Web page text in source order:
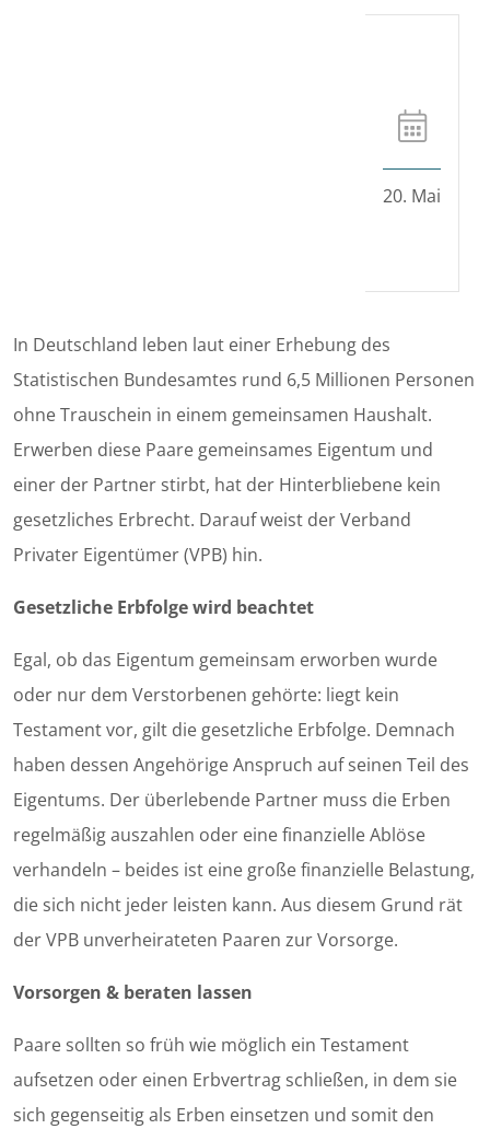
20. Mai
In Deutschland leben laut einer Erhebung des
Statistischen Bundesamtes rund 6,5 Millionen Personen
ohne Trauschein in einem gemeinsamen Haushalt.
Erwerben diese Paare gemeinsames Eigentum und
einer der Partner stirbt, hat der Hinterbliebene kein
gesetzliches Erbrecht. Darauf weist der Verband
Privater Eigentümer (VPB) hin.
Gesetzliche Erbfolge wird beachtet
Egal, ob das Eigentum gemeinsam erworben wurde
oder nur dem Verstorbenen gehörte: liegt kein
Testament vor, gilt die gesetzliche Erbfolge. Demnach
haben dessen Angehörige Anspruch auf seinen Teil des
Eigentums. Der überlebende Partner muss die Erben
regelmäßig auszahlen oder eine finanzielle Ablöse
verhandeln – beides ist eine große finanzielle Belastung,
die sich nicht jeder leisten kann. Aus diesem Grund rät
der VPB unverheirateten Paaren zur Vorsorge.
Vorsorgen & beraten lassen
Paare sollten so früh wie möglich ein Testament
aufsetzen oder einen Erbvertrag schließen, in dem sie
sich gegenseitig als Erben einsetzen und somit den